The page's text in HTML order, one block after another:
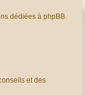
dédiées à phpBB.
et des